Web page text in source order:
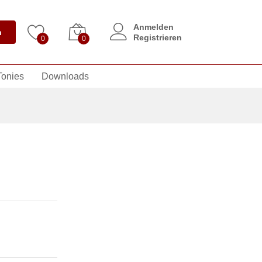
0 0
Anmelden
Registrieren
Downloads